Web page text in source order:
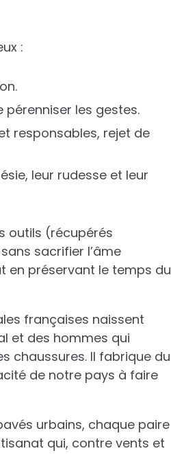
:
pérenniser les gestes.
responsables, rejet de
leur rudesse et leur
outils (récupérés
sacrifier l’âme
en préservant le temps du
françaises naissent
et des hommes qui
chaussures. Il fabrique du
de notre pays à faire
urbains, chaque paire
qui, contre vents et